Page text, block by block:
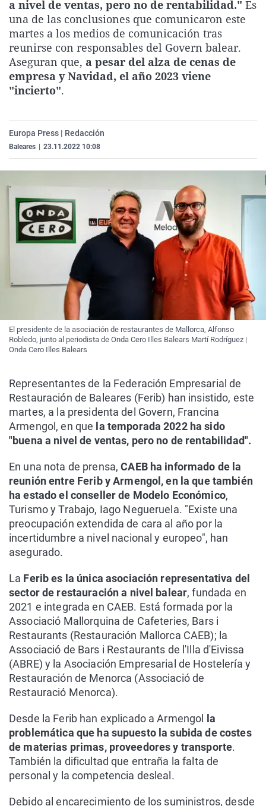
La rosa de los vientos
Gente viajera
Como el perro y el
Caso
Retornados
Equipo de
Operación Viuda
Extremadura
Galicia
La Rioja
Navarra
Virales
Televisión
Elecciones
a nivel de ventas, pero no de rentabilidad." Es
una de las conclusiones que comunicaron este
martes a los medios de comunicación tras
reunirse con responsables del Govern balear.
Aseguran que, a pesar del alza de cenas de
empresa y Navidad, el año 2023 viene
"incierto".
Europa Press | Redacción
Baleares 23.11.2022 10:08
El presidente de la asociación de restaurantes de Mallorca, Alfonso
Robledo, junto al periodista de Onda Cero Illes Balears Martí Rodríguez |
Onda Cero Illes Balears
Representantes de la Federación Empresarial de
Restauración de Baleares (Ferib) han insistido, este
martes, a la presidenta del Govern, Francina
Armengol, en que la temporada 2022 ha sido
"buena a nivel de ventas, pero no de rentabilidad".
En una nota de prensa,CAEB ha informado de la
reunión entre Ferib y Armengol, en la que también
ha estado el conseller de Modelo Económico,
Turismo y Trabajo, Iago Negueruela. "Existe una
preocupación extendida de cara al año por la
incertidumbre a nivel nacional y europeo", han
asegurado.
La Ferib es la única asociación representativa del
sector de restauración a nivel balear, fundada en
2021 e integrada en CAEB. Está formada por la
Associació Mallorquina de Cafeteries, Bars i
Restaurants (Restauración Mallorca CAEB); la
Associació de Bars i Restaurants de l'Illa d'Eivissa
(ABRE) y la Asociación Empresarial de Hostelería y
Restauración de Menorca (Associació de
Restauració Menorca).
Desde la Ferib han explicado a Armengol
la
problemática que ha supuesto la subida de costes
de materias primas, proveedores y transporte.
También la dificultad que entraña la falta de
personal y la competencia desleal.
Debido al encarecimiento de los suministros, desde